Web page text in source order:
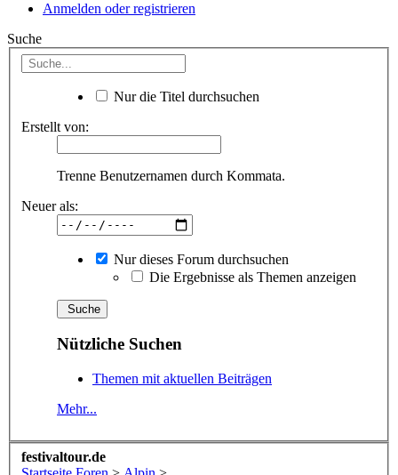
Anmelden oder registrieren
Suche
Nur die Titel durchsuchen
Erstellt von:
Trenne Benutzernamen durch Kommata.
Neuer als:
Nur dieses Forum durchsuchen
Die Ergebnisse als Themen anzeigen
Nützliche Suchen
Themen mit aktuellen Beiträgen
Mehr...
festivaltour.de